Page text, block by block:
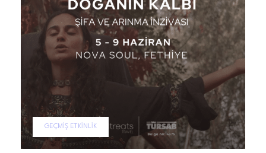
GEÇMIŞ ETKINLIK